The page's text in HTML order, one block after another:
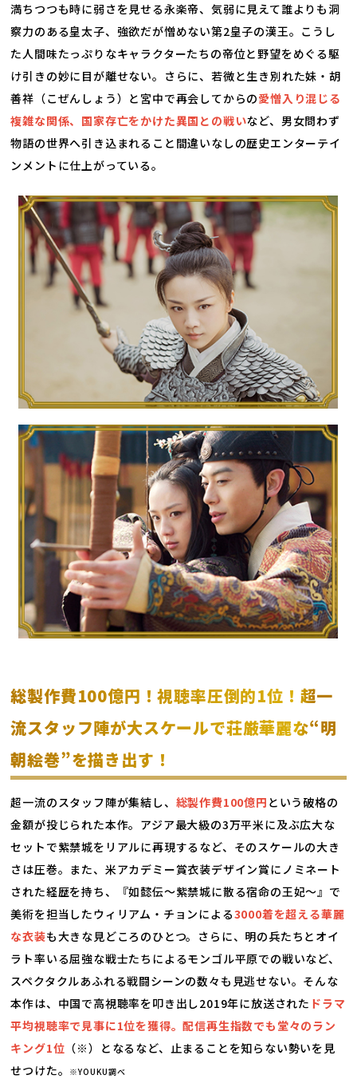
満ちつつも時に弱さを見せる永楽帝、気弱に見えて誰よりも洞
察力のある皇太子、強欲だが憎めない第2皇子の漢王。こうし
た人間味たっぷりなキャラクターたちの帝位と野望をめぐる駆
け引きの妙に目が離せない。さらに、若微と生き別れた妹・胡
善祥（こぜんしょう）と宮中で再会してからの愛憎入り混じる
複雑な関係、国家存亡をかけた異国との戦いなど、男女問わず
物語の世界へ引き込まれること間違いなしの歴史エンターテイ
ンメントに仕上がっている。
総製作費100億円！視聴率圧倒的1位！超一
流スタッフ陣が大スケールで荘厳華麗な“明
朝絵巻”を描き出す！
超一流のスタッフ陣が集結し、 総製作費100億円 という破格の
金額が投じられた本作。アジア最大級の3万平米に及ぶ広大な
セットで紫禁城をリアルに再現するなど、そのスケールの大き
さは圧巻。また、米アカデミー賞衣装デザイン賞にノミネート
された経歴を持ち、『如懿伝～紫禁城に散る宿命の王妃～』で
美術を担当したウィリアム・チョンによる3000着を超える華麗
な衣装も大きな見どころのひとつ。さらに、明の兵たちとオイ
ラト率いる屈強な戦士たちによるモンゴル平原での戦いなど、
スペクタクルあふれる戦闘シーンの数々も見逃せない。そんな
本作は、中国で高視聴率を叩き出し2019年に放送された ドラマ
平均視聴率で見事に1位を獲得。配信再生指数でも堂々のラン
キング1位 （※）となるなど、止まることを知らない勢いを見
せつけた。
※YOUKU調べ